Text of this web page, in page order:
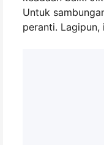
Untuk
peranti.